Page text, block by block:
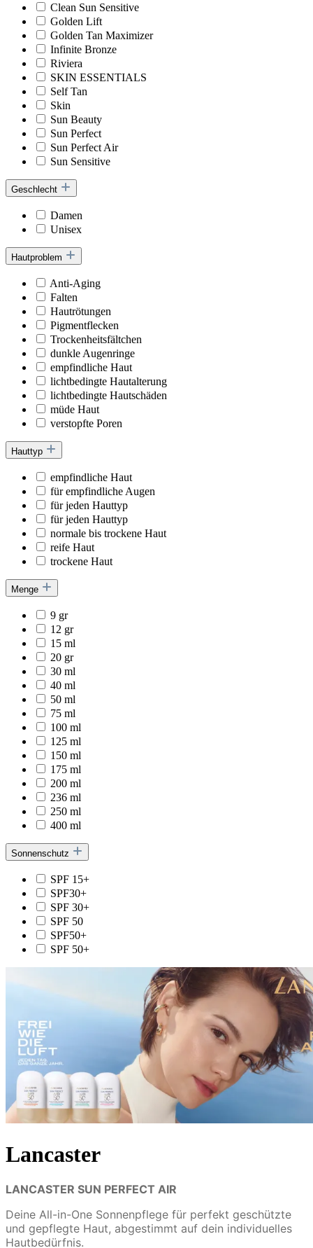
Clean Sun Sensitive
Golden Lift
Golden Tan Maximizer
Infinite Bronze
Riviera
SKIN ESSENTIALS
Self Tan
Skin
Sun Beauty
Sun Perfect
Sun Perfect Air
Sun Sensitive
Geschlecht
Damen
Unisex
Hautproblem
Anti-Aging
Falten
Hautrötungen
Pigmentflecken
Trockenheitsfältchen
dunkle Augenringe
empfindliche Haut
lichtbedingte Hautalterung
lichtbedingte Hautschäden
müde Haut
verstopfte Poren
Hauttyp
empfindliche Haut
für empfindliche Augen
für jeden Hauttyp
für jeden Hauttyp
normale bis trockene Haut
reife Haut
trockene Haut
Menge
9 gr
12 gr
15 ml
20 gr
30 ml
40 ml
50 ml
75 ml
100 ml
125 ml
150 ml
175 ml
200 ml
236 ml
250 ml
400 ml
Sonnenschutz
SPF 15+
SPF30+
SPF 30+
SPF 50
SPF50+
SPF 50+
Lancaster
LANCASTER SUN PERFECT AIR
Deine All-in-One Sonnenpflege für perfekt geschützte
und gepflegte Haut, abgestimmt auf dein individuelles
Hautbedürfnis.